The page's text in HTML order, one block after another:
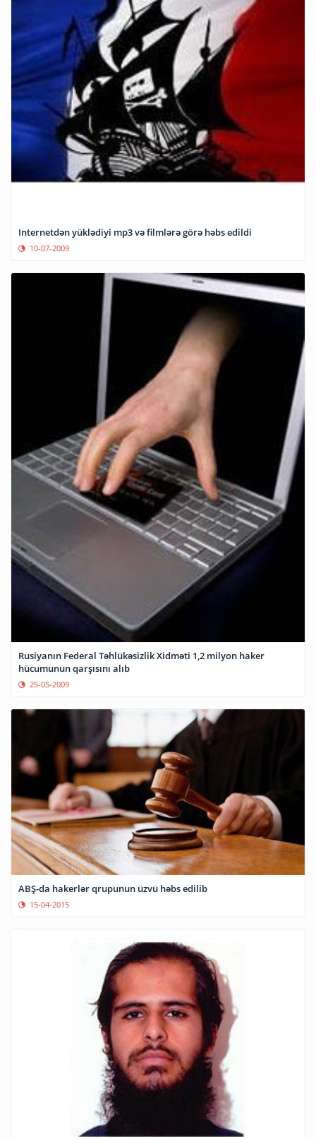
Internetdən yüklədiyi mp3 və filmlərə görə həbs edildi
10-07-2009
Rusiyanın Federal Təhlükəsizlik Xidməti 1,2 milyon haker
hücumunun qarşısını alıb
25-05-2009
ABŞ-da hakerlər qrupunun üzvü həbs edilib
15-04-2015